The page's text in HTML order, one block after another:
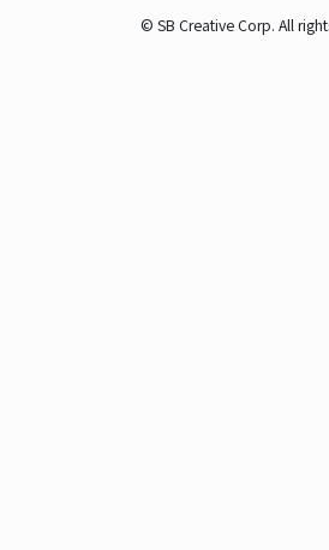
© SB Creative Corp. All